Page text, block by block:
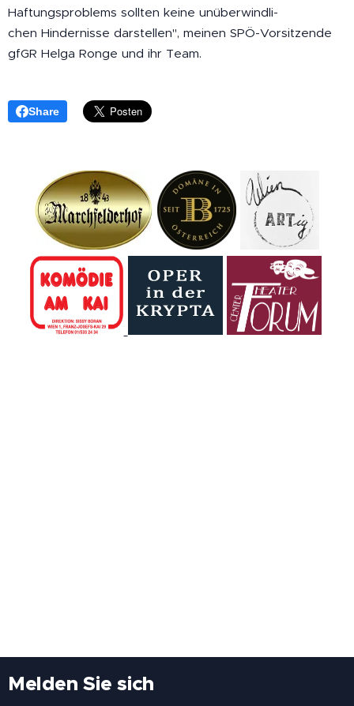
Haftungsproblems sollten keine unüberwindli-
chen Hindernisse darstellen", meinen SPÖ-Vorsitzende
gfGR Helga Ronge und ihr Team.
Share
Melden Sie sich